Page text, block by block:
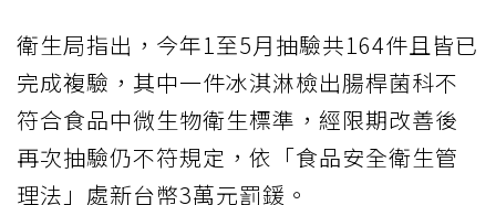
衛生局指出，今年1至5月抽驗共164件且皆已
完成複驗，其中一件冰淇淋檢出腸桿菌科不
符合食品中微生物衛生標準，經限期改善後
再次抽驗仍不符規定，依「食品安全衛生管
理法」處新台幣3萬元罰鍰。